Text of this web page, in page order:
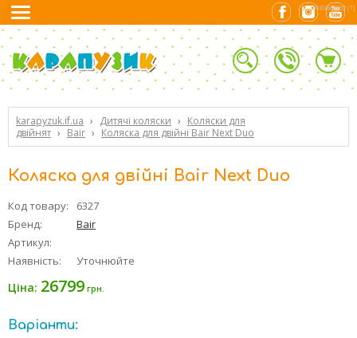
karapyzuk.if.ua › Дитячі коляски › Коляски для
двійнят › Bair › Коляска для двійні Bair Next Duo
Коляска для двійні Bair Next Duo
Код товару:
6327
Бренд:
Bair
Артикул:
Наявність:
Уточнюйте
Ціна: 26799 грн.
Варіанти:
0.01665902 (7)